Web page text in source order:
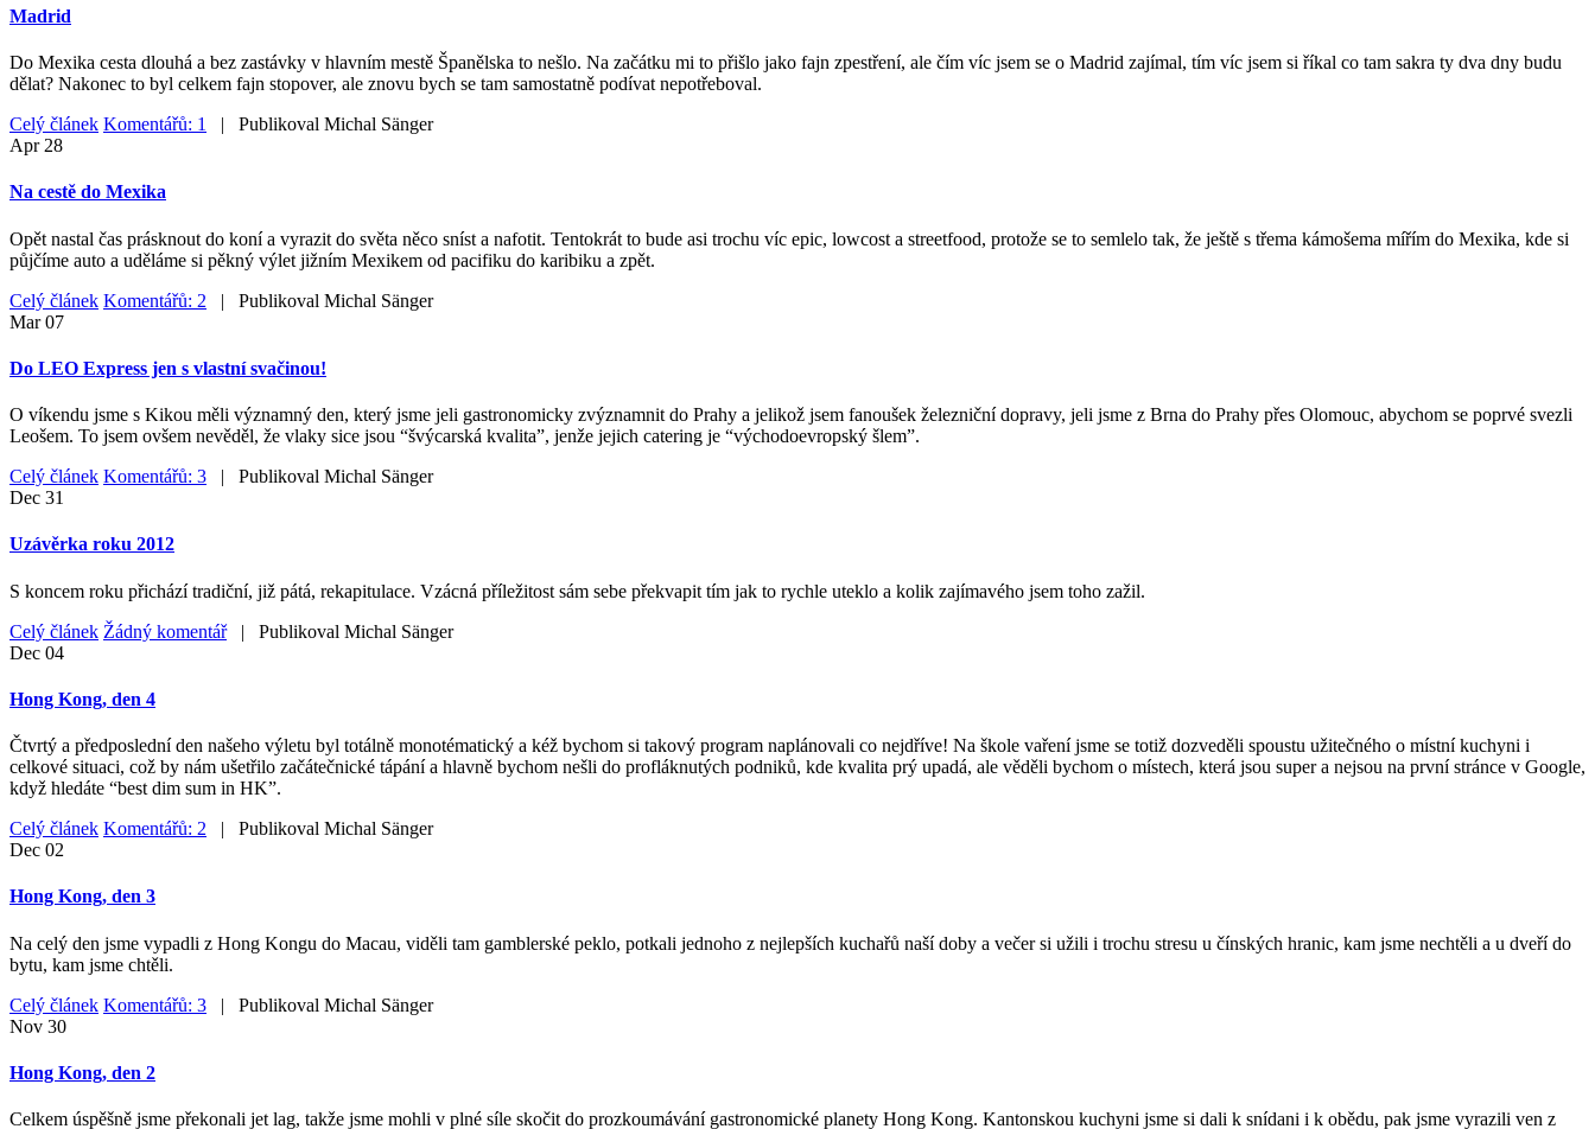
Madrid
Do Mexika cesta dlouhá a bez zastávky v hlavním mestě Španělska to nešlo. Na začátku mi to přišlo jako fajn zpestření, ale čím víc jsem se o Madrid zajímal, tím víc jsem si říkal co tam sakra ty dva dny budu
dělat? Nakonec to byl celkem fajn stopover, ale znovu bych se tam samostatně podívat nepotřeboval.
Celý článek Komentářů: 1 | Publikoval Michal Sänger
Apr 28
Na cestě do Mexika
Opět nastal čas prásknout do koní a vyrazit do světa něco sníst a nafotit. Tentokrát to bude asi trochu víc epic, lowcost a streetfood, protože se to semlelo tak, že ještě s třema kámošema mířím do Mexika, kde si
půjčíme auto a uděláme si pěkný výlet jižním Mexikem od pacifiku do karibiku a zpět.
Celý článek Komentářů: 2 | Publikoval Michal Sänger
Mar07
Do LEO Express jen s vlastní svačinou!
O víkendu jsme s Kikou měli významný den, který jsme jeli gastronomicky zvýznamnit do Prahy a jelikož jsem fanoušek železniční dopravy, jeli jsme z Brna do Prahy přes Olomouc, abychom se poprvé svezli
Leošem. To jsem ovšem nevěděl, že vlaky sice jsou “švýcarská kvalita”, jenže jejich catering je “východoevropský šlem”.
Celý článek Komentářů: 3 | Publikoval Michal Sänger
Dec 31
Uzávěrka roku 2012
S koncem roku přichází tradiční, již pátá, rekapitulace. Vzácná příležitost sám sebe překvapit tím jak to rychle uteklo a kolik zajímavého jsem toho zažil.
Celý článek Žádný komentář| Publikoval Michal Sänger
Dec 04
Hong Kong, den 4
Čtvrtý a předposlední den našeho výletu byl totálně monotématický a kéž bychom si takový program naplánovali co nejdříve! Na škole vaření jsme se totiž dozveděli spoustu užitečného o místní kuchyni i
celkové situaci, což by nám ušetřilo začátečnické tápání a hlavně bychom nešli do profláknutých podniků, kde kvalita prý upadá, ale věděli bychom o místech, která jsou super a nejsou na první stránce v Google,
když hledáte “best dim sum in HK”.
Celý článek Komentářů: 2 | Publikoval Michal Sänger
Dec 02
Hong Kong, den 3
Na celý den jsme vypadli z Hong Kongu do Macau, viděli tam gamblerské peklo, potkali jednoho z nejlepších kuchařů naší doby a večer si užili i trochu stresu u čínských hranic, kam jsme nechtěli a u dveří do
bytu, kam jsme chtěli.
Celý článek Komentářů: 3 | Publikoval Michal Sänger
Nov 30
Hong Kong, den 2
Celkem úspěšně jsme překonali jet lag, takže jsme mohli v plné síle skočit do prozkoumávání gastronomické planety Hong Kong. Kantonskou kuchyni jsme si dali k snídani i k obědu, pak jsme vyrazili ven z